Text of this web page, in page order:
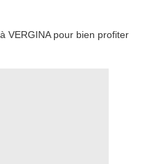
VERGINA pour bien profiter